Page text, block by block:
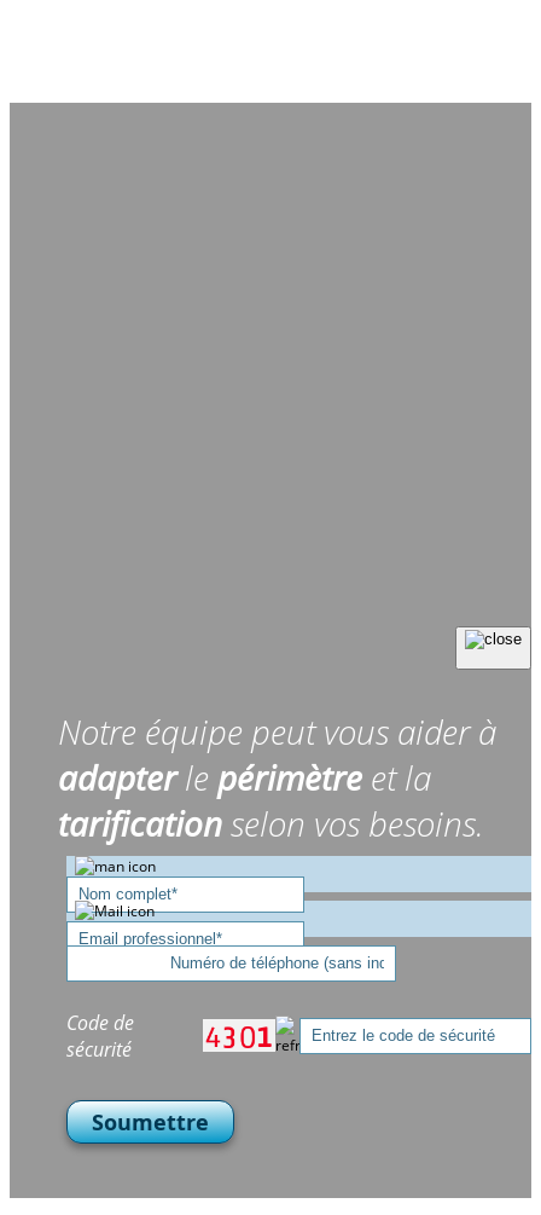
Notre équipe peut vous aider à
adapterle périmètre et la
tarificationselon vos besoins.
Code de
sécurité
Soumettre